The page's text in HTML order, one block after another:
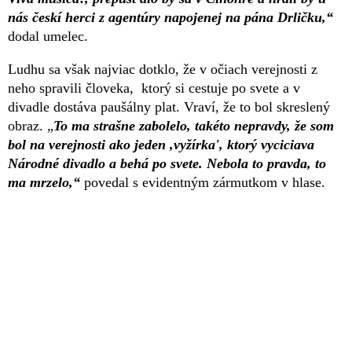
nás českí herci z agentúry napojenej na pána Drličku,“
dodal umelec.
Ludhu sa však najviac dotklo, že v očiach verejnosti z
neho spravili človeka, ktorý si cestuje po svete a v
divadle dostáva paušálny plat. Vraví, že to bol skreslený
obraz. „To ma strašne zabolelo, takéto nepravdy, že som
bol na verejnosti ako jeden ,vyžírka', ktorý vyciciava
Národné divadlo a behá po svete. Nebola to pravda, to
ma mrzelo,“ povedal s evidentným zármutkom v hlase.